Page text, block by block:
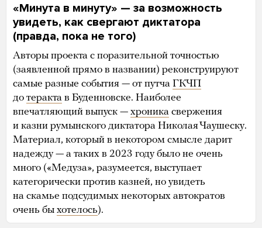
«Минута в минуту» — за возможность
увидеть, как свергают диктатора
(правда, пока не того)
Авторы проекта с поразительной точностью
(заявленной прямо в названии) реконструируют
самые разные события — от путча ГКЧП
до теракта в Буденновске. Наиболее
впечатляющий выпуск — хроника свержения
и казни румынского диктатора Николая Чаушеску.
Материал, который в некотором смысле дарит
надежду — а таких в 2023 году было не очень
много («Медуза», разумеется, выступает
категорически против казней, но увидеть
на скамье подсудимых некоторых автократов
очень бы хотелось).